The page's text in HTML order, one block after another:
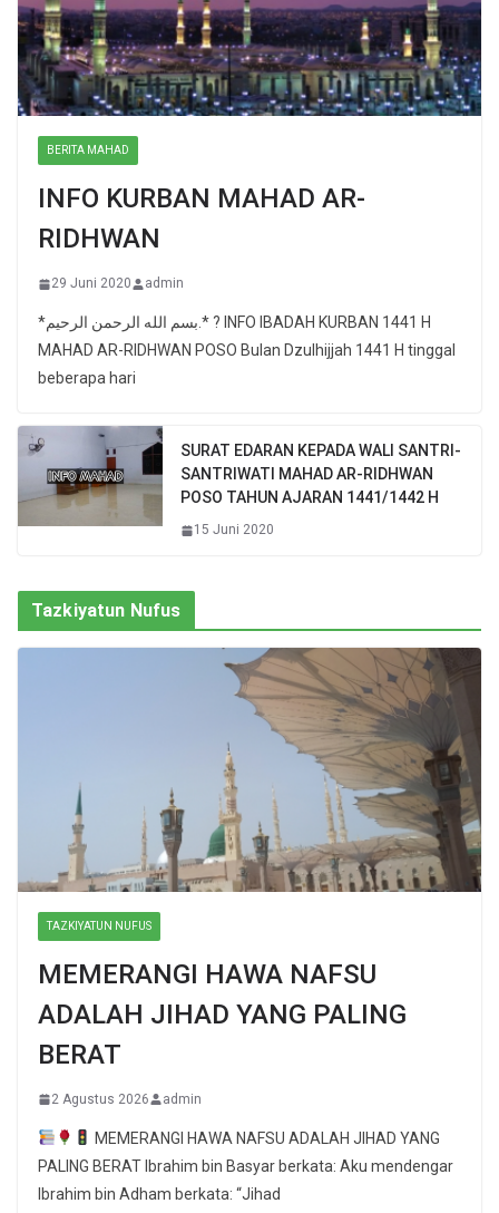
BERITA MAHAD
INFO KURBAN MAHAD AR-
RIDHWAN
29 Juni 2020 admin
*بسم الله الرحمن الرحيم.* ? INFO IBADAH KURBAN 1441 H
MAHAD AR-RIDHWAN POSO Bulan Dzulhijjah 1441 H tinggal
beberapa hari
SURAT EDARAN KEPADA WALI SANTRI-
SANTRIWATI MAHAD AR-RIDHWAN
POSO TAHUN AJARAN 1441/1442 H
15 Juni 2020
Tazkiyatun Nufus
TAZKIYATUN NUFUS
MEMERANGI HAWA NAFSU
ADALAH JIHAD YANG PALING
BERAT
2 Agustus 2026 admin
MEMERANGI HAWA NAFSU ADALAH JIHAD YANG
PALING BERAT Ibrahim bin Basyar berkata: Aku mendengar
Ibrahim bin Adham berkata: “Jihad